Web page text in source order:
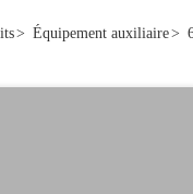
> Équipement auxiliaire>